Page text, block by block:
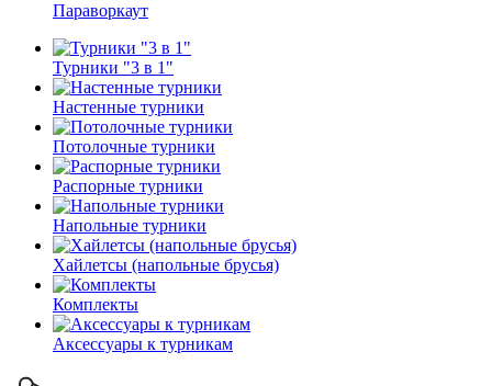
Параворкаут
Турники "3 в 1"
Настенные турники
Потолочные турники
Распорные турники
Напольные турники
Хайлетсы (напольные брусья)
Комплекты
Аксессуары к турникам